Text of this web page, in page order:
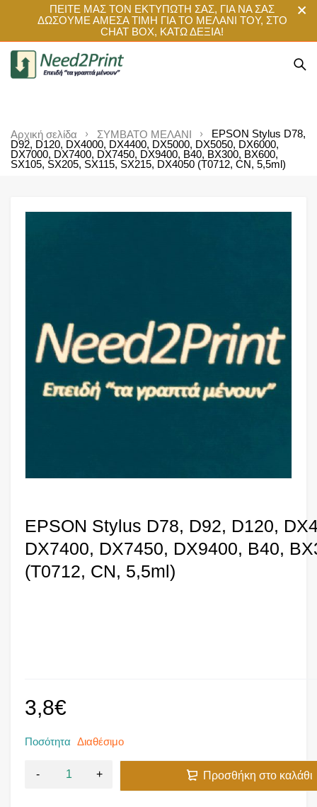
ΠΕΙΤΕ ΜΑΣ ΤΟΝ ΕΚΤΥΠΩΤΗ ΣΑΣ, ΓΙΑ ΝΑ ΣΑΣ
ΔΩΣΟΥΜΕ ΑΜΕΣΑ ΤΙΜΗ ΓΙΑ ΤΟ ΜΕΛΑΝΙ ΤΟΥ, ΣΤΟ
CHAT BOX, ΚΑΤΩ ΔΕΞΙΑ!
Αρχική σελίδα ΣΥΜΒΑΤΟ ΜΕΛΑΝΙ
EPSON Stylus D78,
D92, D120, DX4000, DX4400, DX5000, DX5050, DX6000,
DX7000, DX7400, DX7450, DX9400, B40, BX300, BX600,
SX105, SX205, SX115, SX215, DX4050 (T0712, CN, 5,5ml)
EPSON Stylus D78, D92, D120,
DX7400, DX7450, DX9400, B40,
(T0712, CN, 5,5ml)
3,8€
Ποσότητα Διαθέσιμο
Προσθήκη στο καλάθι